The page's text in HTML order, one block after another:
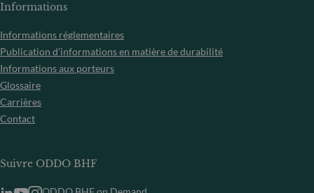
Informations
Informations réglementaires
Publication d’informations en matière de durabilité
Informations aux porteurs
Glossaire
Carrières
Contact
Suivre ODDO BHF